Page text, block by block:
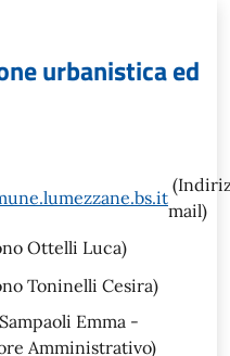
urbanistica ed
mail)
Ottelli Luca)
Toninelli Cesira)
Emma -
Amministrativo)